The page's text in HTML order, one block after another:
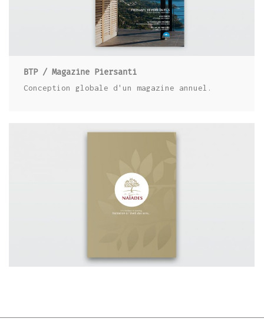
BTP / Magazine Piersanti
Conception globale d'un magazine annuel.
IMMOBILIER / PLAQUETTES ET FLYERS
VERGER DES NAÏADES